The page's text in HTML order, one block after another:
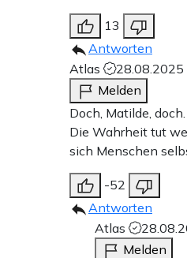
13
Antworten
Atlas
28.08.2025
Melden
Doch, Matilde, doch.
Die Wahrheit tut
sich Menschen
-52
Antworten
Atlas
Melden